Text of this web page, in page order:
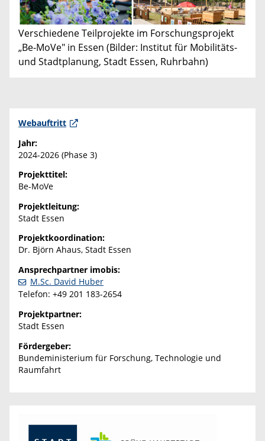
Verschiedene Teilprojekte im Forschungsprojekt
„Be-MoVe" in Essen (Bilder: Institut für Mobilitäts-
und Stadtplanung, Stadt Essen, Ruhrbahn)
Webauftritt
Jahr:
2024-2026 (Phase 3)
Projekttitel:
Be-MoVe
Projektleitung:
Stadt Essen
Projektkoordination:
Dr. Björn Ahaus, Stadt Essen
Ansprechpartner imobis:
M.Sc. David Huber
Telefon: +49 201 183-2654
Projektpartner:
Stadt Essen
Fördergeber:
Bundeministerium für Forschung, Technologie und
Raumfahrt